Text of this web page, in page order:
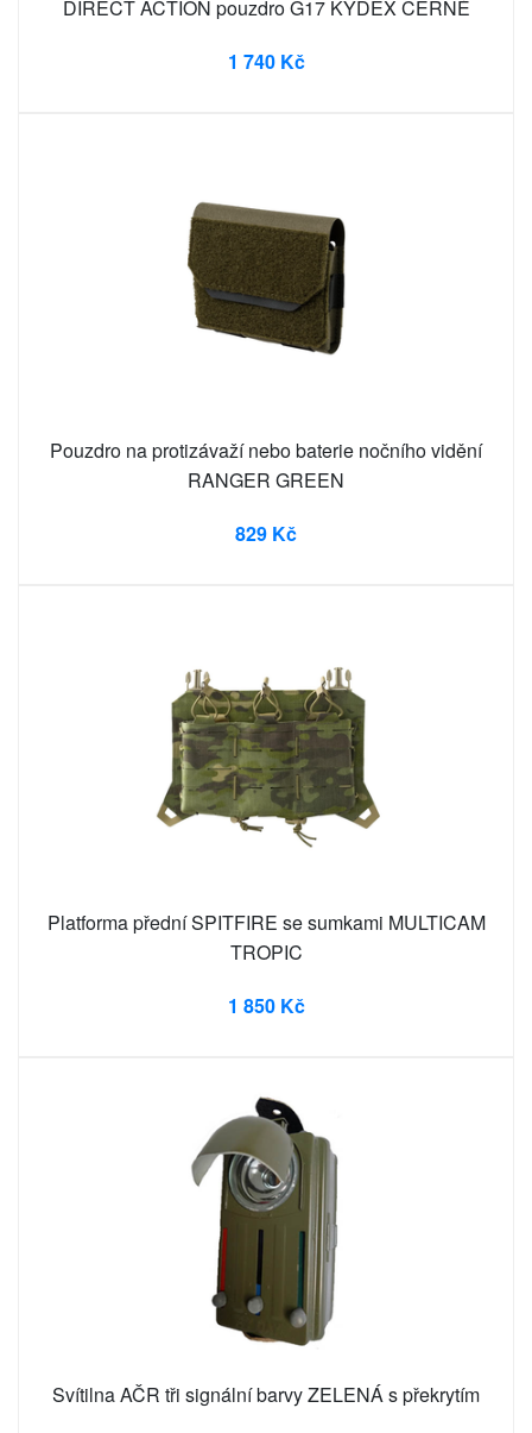
DIRECT ACTION pouzdro G17 KYDEX ČERNÉ
1 740 Kč
Pouzdro na protizávaží nebo baterie nočního vidění
RANGER GREEN
829 Kč
Platforma přední SPITFIRE se sumkami MULTICAM
TROPIC
1 850 Kč
Svítilna AČR tři signální barvy ZELENÁ s překrytím